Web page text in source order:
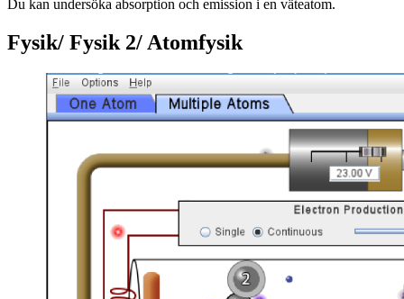
Du kan un­der­sö­ka ab­sorp­tion och emis­sion i en vä­te­a­tom.
Fysik/ Fysik 2/ Atomfysik